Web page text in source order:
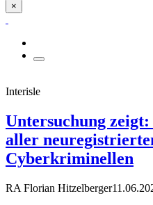
×
Interisle
Untersuchung
aller
Cyberkriminellen
RA Florian Hitzelberger